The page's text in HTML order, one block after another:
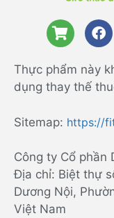
Thực phẩm này
dụng thay thế
Sitemap: https://
Công ty Cổ phần
Địa chỉ: Biệt thự
Dương Nội,
Việt Nam